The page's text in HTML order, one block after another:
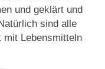
und geklärt und
sind alle
mit Lebensmitteln